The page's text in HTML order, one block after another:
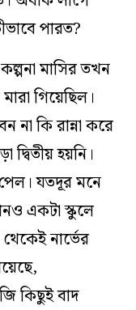
পারত?
মাসির তখন
গিয়েছিল।
না কি রান্না করে
দ্বিতীয় হয়নি।
যতদূর মনে
একটা স্কুলে
নার্ভের
কিছুই বাদ